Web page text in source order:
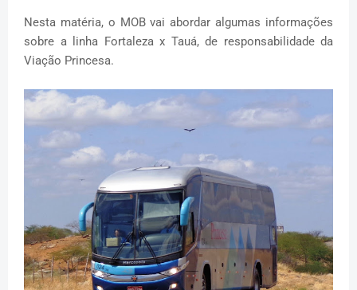
Nesta matéria, o MOB vai abordar algumas informações
sobre a linha Fortaleza x Tauá, de responsabilidade da
Viação Princesa.